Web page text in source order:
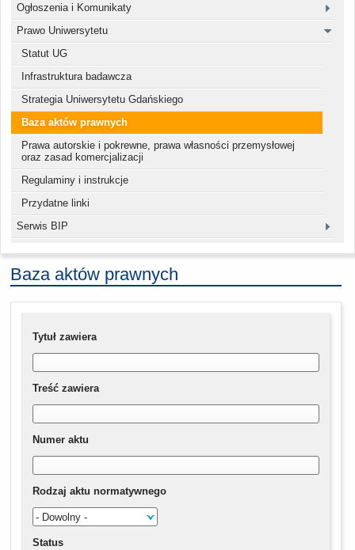
Ogłoszenia i Komunikaty
Prawo Uniwersytetu
Statut UG
Infrastruktura badawcza
Strategia Uniwersytetu Gdańskiego
Baza aktów prawnych
Prawa autorskie i pokrewne, prawa własności przemysłowej
oraz zasad komercjalizacji
Regulaminy i instrukcje
Przydatne linki
Serwis BIP
Baza aktów prawnych
Tytuł zawiera
Treść zawiera
Numer aktu
Rodzaj aktu normatywnego
Status